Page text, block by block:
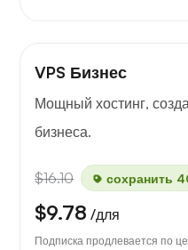
VPS Бизнес
Мощный хостинг,
бизнеса.
$16.10 сохранить
$9.78 /для
Подписка продлевается по